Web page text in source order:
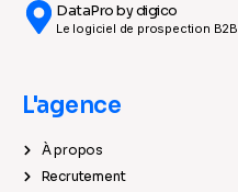
DataPro by digico
Le logiciel de prospection B2B
L'agence
À propos
Recrutement